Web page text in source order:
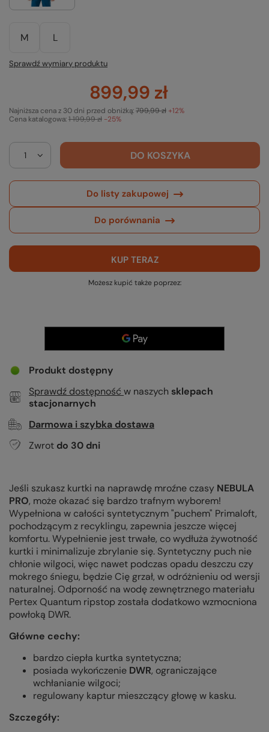
M L
Sprawdź wymiary produktu
899,99 zł
Cena katalogowa:1 199,99 zł -25%
Najniższa cena z 30 dni przed obniżką:799,99 zł +12%
DO KOSZYKA
Do listy zakupowej
Do porównania
KUP TERAZ
Możesz kupić także poprzez:
Produkt dostępny
Sprawdź dostępność w naszych sklepach
stacjonarnych
Darmowa i szybka dostawa
Zwrot do 30 dni
Jeśli szukasz kurtki na naprawdę mroźne czasy NEBULA
PRO, może okazać się bardzo trafnym wyborem!
Wypełniona w całości syntetycznym "puchem" Primaloft,
pochodzącym z recyklingu, zapewnia jeszcze więcej
komfortu. Wypełnienie jest trwałe, co wydłuża żywotność
kurtki i minimalizuje zbrylanie się. Syntetyczny puch nie
chłonie wilgoci, więc nawet podczas opadu deszczu czy
mokrego śniegu, będzie Cię grzał, w odróżnieniu od wersji
naturalnej. Odporność na wodę zewnętrznego materiału
Pertex Quantum ripstop została dodatkowo wzmocniona
powłoką DWR.
Główne cechy:
bardzo ciepła kurtka syntetyczna;
posiada wykończenie DWR, ograniczające
wchłanianie wilgoci;
regulowany kaptur mieszczący głowę w kasku.
Szczegóły: